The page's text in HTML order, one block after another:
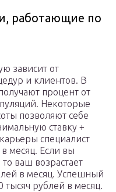
работающие по
зависит от
и клиентов. В
процент от
Некоторые
позволяют себе
ставку +
специалист
месяц. Если вы
ваш возрастает
в месяц. Успешный
тысяч рублей в месяц.